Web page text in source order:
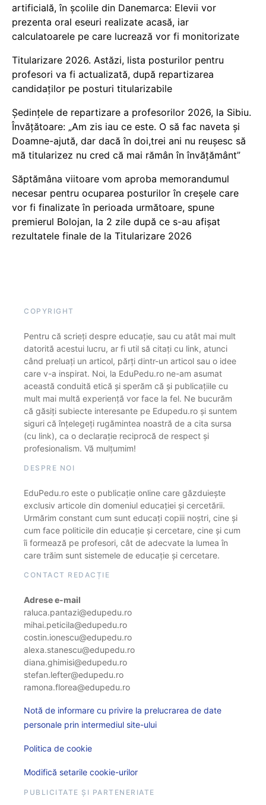
artificială, în școlile din Danemarca: Elevii vor
prezenta oral eseuri realizate acasă, iar
calculatoarele pe care lucrează vor fi monitorizate
Titularizare 2026. Astăzi, lista posturilor pentru
profesori va fi actualizată, după repartizarea
candidaților pe posturi titularizabile
Ședințele de repartizare a profesorilor 2026, la Sibiu.
Învățătoare: „Am zis iau ce este. O să fac naveta și
Doamne-ajută, dar dacă în doi,trei ani nu reușesc să
mă titularizez nu cred că mai rămân în învățământ”
Săptămâna viitoare vom aproba memorandumul
necesar pentru ocuparea posturilor în creșele care
vor fi finalizate în perioada următoare, spune
premierul Bolojan, la 2 zile după ce s-au afișat
rezultatele finale de la Titularizare 2026
COPYRIGHT
Pentru că scrieți despre educație, sau cu atât mai mult
datorită acestui lucru, ar fi util să citați cu link, atunci
când preluați un articol, părți dintr-un articol sau o idee
care v-a inspirat. Noi, la EduPedu.ro ne-am asumat
această conduită etică și sperăm că și publicațiile cu
mult mai multă experiență vor face la fel. Ne bucurăm
că găsiți subiecte interesante pe Edupedu.ro și suntem
siguri că înțelegeți rugămintea noastră de a cita sursa
(cu link), ca o declarație reciprocă de respect și
profesionalism. Vă mulțumim!
DESPRE NOI
EduPedu.ro este o publicație online care găzduiește
exclusiv articole din domeniul educației și cercetării.
Urmărim constant cum sunt educați copiii noștri, cine și
cum face politicile din educație și cercetare, cine și cum
îi formează pe profesori, cât de adecvate la lumea în
care trăim sunt sistemele de educație și cercetare.
CONTACT REDACȚIE
Adrese e-mail
raluca.pantazi@edupedu.ro
mihai.peticila@edupedu.ro
costin.ionescu@edupedu.ro
alexa.stanescu@edupedu.ro
diana.ghimisi@edupedu.ro
stefan.lefter@edupedu.ro
ramona.florea@edupedu.ro
Notă de informare cu privire la prelucrarea de date
personale prin intermediul site-ului
Politica de cookie
Modifică setarile cookie-urilor
PUBLICITATE ȘI PARTENERIATE